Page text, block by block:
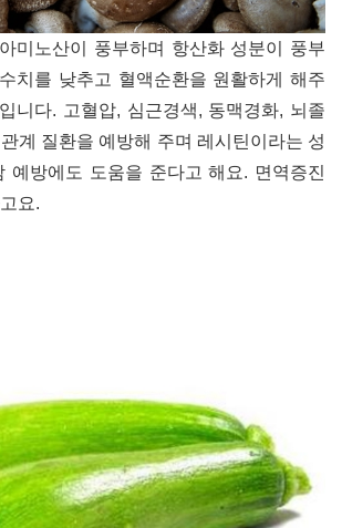
미노산이 풍부하며 항산화 성분이 풍부
치를 낮추고 혈액순환을 원활하게 해주
니다. 고혈압, 심근경색, 동맥경화, 뇌졸
계 질환을 예방해 주며 레시틴이라는 성
예방에도 도움을 준다고 해요. 면역증진
요.